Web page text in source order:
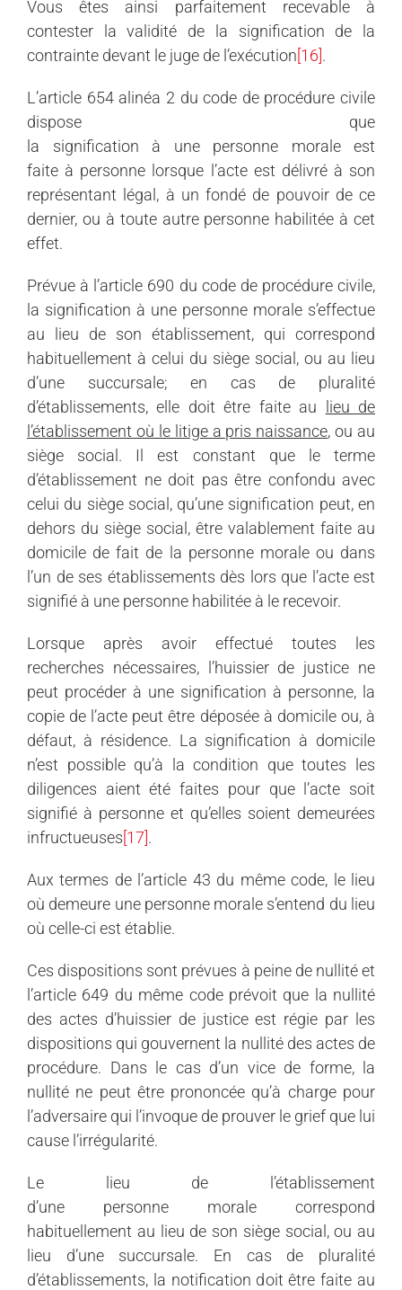
Vous êtes ainsi parfaitement recevable à
contester la validité de la signification de la
contrainte devant le juge de l’exécution[16].
L’article 654 alinéa 2 du code de procédure civile
dispose que
la signification à une personne morale est
faite à personne lorsque l’acte est délivré à son
représentant légal, à un fondé de pouvoir de ce
dernier, ou à toute autre personne habilitée à cet
effet.
Prévue à l’article 690 du code de procédure civile,
la signification à une personne morale s’effectue
au lieu de son établissement, qui correspond
habituellement à celui du siège social, ou au lieu
d’une succursale; en cas de pluralité
d’établissements, elle doit être faite au lieu de
l’établissement où le litige a pris naissance, ou au
siège social. Il est constant que le terme
d’établissement ne doit pas être confondu avec
celui du siège social, qu’une signification peut, en
dehors du siège social, être valablement faite au
domicile de fait de la personne morale ou dans
l’un de ses établissements dès lors que l’acte est
signifié à une personne habilitée à le recevoir.
Lorsque après avoir effectué toutes les
recherches nécessaires, l’huissier de justice ne
peut procéder à une signification à personne, la
copie de l’acte peut être déposée à domicile ou, à
défaut, à résidence. La signification à domicile
n’est possible qu’à la condition que toutes les
diligences aient été faites pour que l’acte soit
signifié à personne et qu’elles soient demeurées
infructueuses[17].
Aux termes de l’article 43 du même code, le lieu
où demeure une personne morale s’entend du lieu
où celle-ci est établie.
Ces dispositions sont prévues à peine de nullité et
l’article 649 du même code prévoit que la nullité
des actes d’huissier de justice est régie par les
dispositions qui gouvernent la nullité des actes de
procédure. Dans le cas d’un vice de forme, la
nullité ne peut être prononcée qu’à charge pour
l’adversaire qui l’invoque de prouver le grief que lui
cause l’irrégularité.
Le lieu de l’établissement
d’une personne morale correspond
habituellement au lieu de son siège social, ou au
lieu d’une succursale. En cas de pluralité
d’établissements, la notification doit être faite au